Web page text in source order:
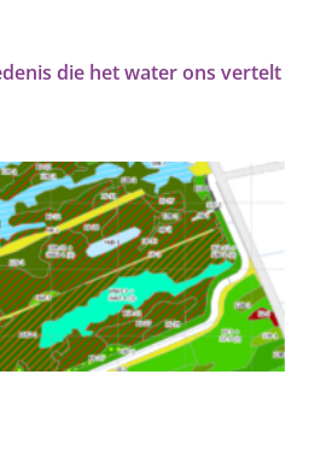
die het water ons vertelt